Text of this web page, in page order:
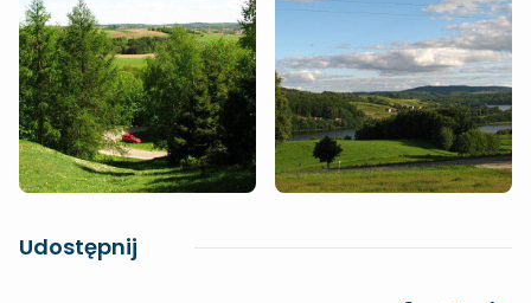
Udostępnij